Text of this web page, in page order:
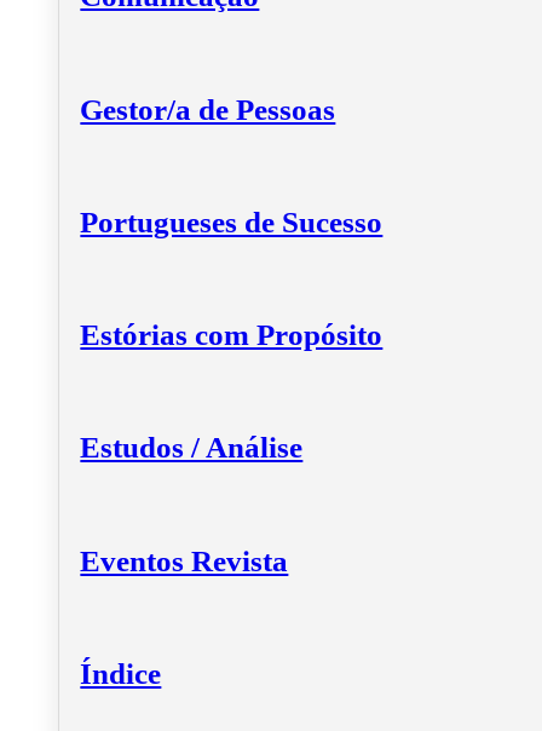
Gestor/a de Pessoas
Portugueses de Sucesso
Estórias com Propósito
Estudos / Análise
Eventos Revista
Índice